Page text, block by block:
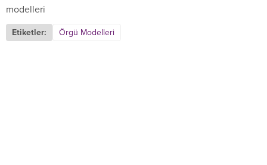
modelleri
Etiketler: Örgü Modelleri